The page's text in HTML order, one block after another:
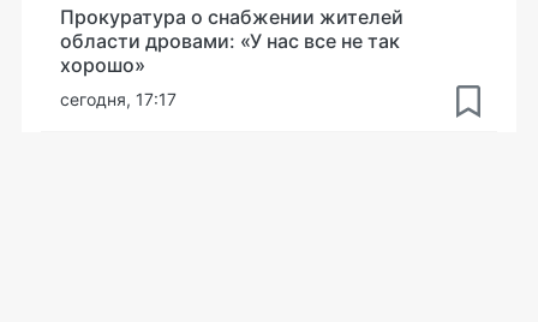
Прокуратура о снабжении жителей
области дровами: «У нас все не так
хорошо»
сегодня, 17:17